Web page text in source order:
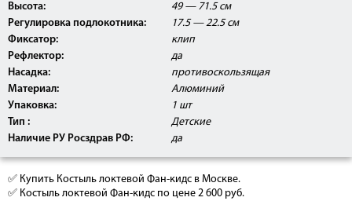
Высота:
49 — 71.5 см
Регулировка подлокотника:
17.5 — 22.5 см
Фиксатор:
клип
Рефлектор:
да
Насадка:
противоскользящая
Материал:
Алюминий
Упаковка:
1 шт
Тип :
Детские
Наличие РУ Росздрав РФ:
да
✅ Купить Костыль локтевой Фан-кидс в Москве.
✅ Костыль локтевой Фан-кидс по цене 2 600 руб.